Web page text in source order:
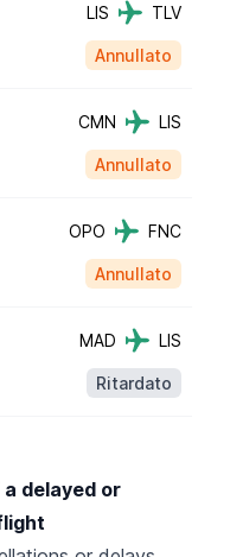
LIS TLV
Annullato
CMN LIS
Annullato
OPO FNC
Annullato
MAD LIS
Ritardato
delayed or